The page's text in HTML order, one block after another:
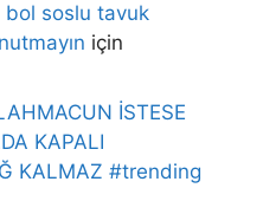
bol soslu tavuk
için
İSTESE
KAPALI
KALMAZ #trending